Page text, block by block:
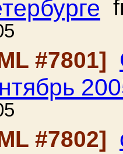
#7801]
#7802]